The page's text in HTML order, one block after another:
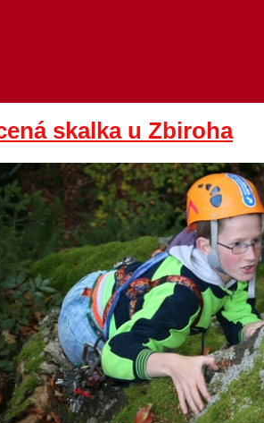
skalka u Zbiroha